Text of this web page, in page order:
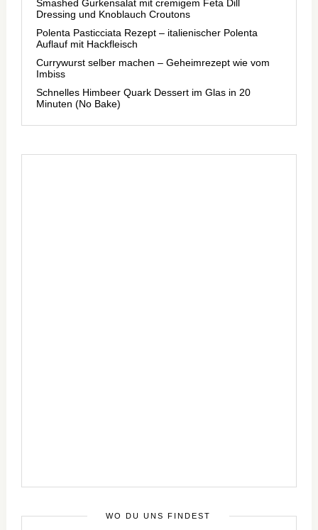
Smashed Gurkensalat mit cremigem Feta Dill
Dressing und Knoblauch Croutons
Polenta Pasticciata Rezept – italienischer Polenta
Auflauf mit Hackfleisch
Currywurst selber machen – Geheimrezept wie vom
Imbiss
Schnelles Himbeer Quark Dessert im Glas in 20
Minuten (No Bake)
WO DU UNS FINDEST